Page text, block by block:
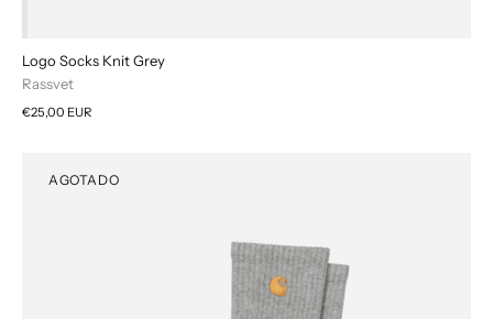
Logo Socks Knit Grey
Rassvet
€25,00 EUR
AGOTADO